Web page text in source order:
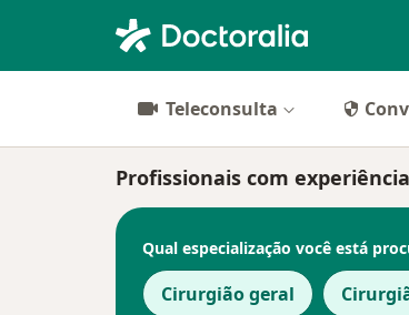
Teleconsulta
Profissionais com
Qual especialização você está
Cirurgião geral